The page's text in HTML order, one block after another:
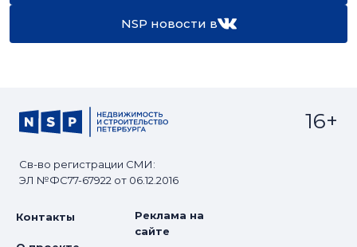
NSP новости в
Св-во регистрации СМИ:
ЭЛ №ФС77-67922 от 06.12.2016
16+
Контакты
Реклама на
сайте